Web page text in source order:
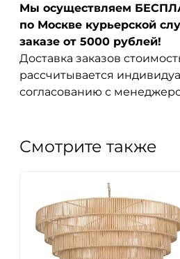
Мы осуществляем
по Москве курьерской
заказе от 5000 рублей!
Доставка заказов
рассчитывается
согласованию с
Смотрите также